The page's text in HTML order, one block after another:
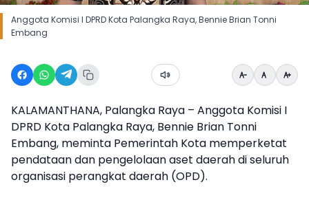
Anggota Komisi I DPRD Kota Palangka Raya, Bennie Brian Tonni
Embang
KALAMANTHANA, Palangka Raya – Anggota Komisi I
DPRD Kota Palangka Raya, Bennie Brian Tonni
Embang, meminta Pemerintah Kota memperketat
pendataan dan pengelolaan aset daerah di seluruh
organisasi perangkat daerah (OPD).